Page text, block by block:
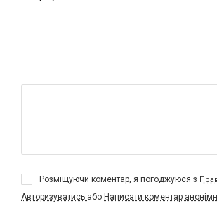
Розміщуючи коментар, я погоджуюся з
Авторизуватись або Написати коментар